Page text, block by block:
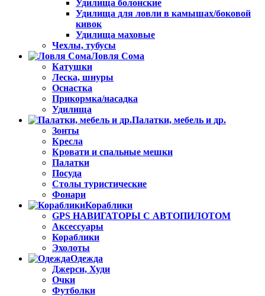
Удилища болонские
Удилища для ловли в камышах/боковой
кивок
Удилища маховые
Чехлы, тубусы
Ловля Сома
Катушки
Леска, шнуры
Оснастка
Прикормка/насадка
Удилища
Палатки, мебель и др.
Зонты
Кресла
Кровати и спальные мешки
Палатки
Посуда
Столы туристические
Фонари
Кораблики
GPS НАВИГАТОРЫ С АВТОПИЛОТОМ
Аксессуары
Кораблики
Эхолоты
Одежда
Джерси, Худи
Очки
Футболки